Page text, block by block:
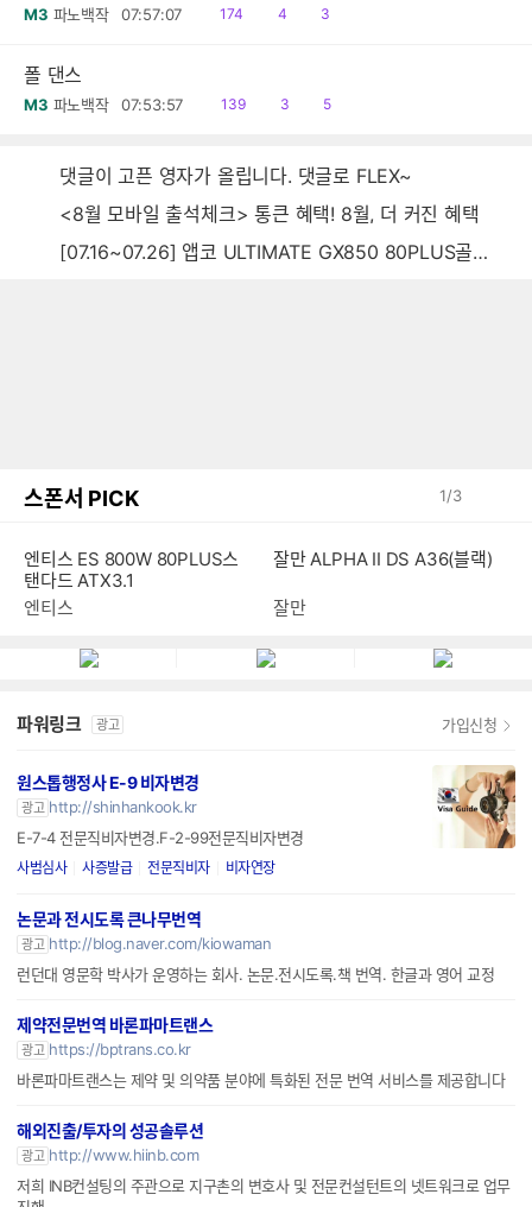
M3 파노백작 07:57:07
읽
174
공
4
댓
3
폴 댄스
M3 파노백작 07:53:57
읽
139
공
3
댓
5
댓글이 고픈 영자가 올립니다. 댓글로 FLEX~
<8월 모바일 출석체크> 통큰 혜택! 8월, 더 커진 혜택
[07.16~07.26] 앱코 ULTIMATE GX850 80PLUS골드 풀모듈러 ATX3.0 블랙
스폰서 PICK 1/3
엔티스 ES 800W 80PLUS스
탠다드 ATX3.1
엔티스
잘만 ALPHA II DS A36(블랙)
잘만
파워링크 광고 가입신청
원스톱행정사 E-9 비자변경
광고 http://shinhankook.kr
E-7-4 전문직비자변경.F-2-99전문직비자변경
사범심사 사증발급 전문직비자 비자연장
논문과 전시도록 큰나무번역
광고 http://blog.naver.com/kiowaman
런던대 영문학 박사가 운영하는 회사. 논문.전시도록.책 번역. 한글과 영어 교정
제약전문번역 바론파마트랜스
광고 https://bptrans.co.kr
바론파마트랜스는 제약 및 의약품 분야에 특화된 전문 번역 서비스를 제공합니다
해외진출/투자의 성공솔루션
광고 http://www.hiinb.com
저희 INB컨설팅의 주관으로 지구촌의 변호사 및 전문컨설턴트의 넷트워크로 업무